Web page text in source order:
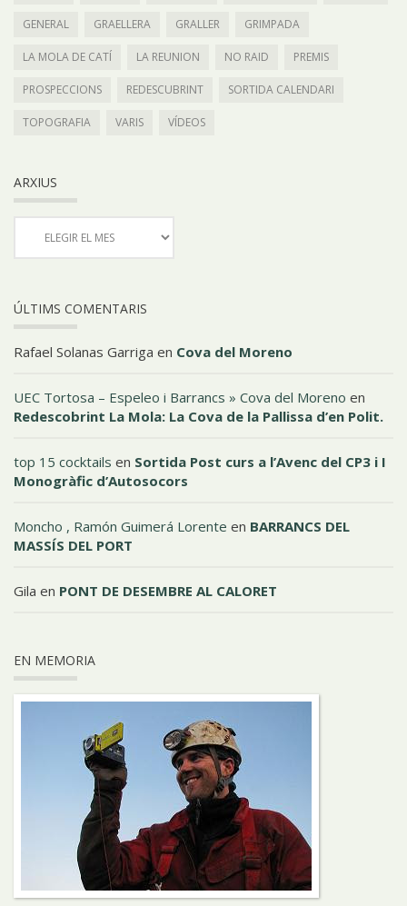
GENERAL GRAELLERA GRALLER GRIMPADA
LA MOLA DE CATÍ LA REUNION NO RAID PREMIS
PROSPECCIONS REDESCUBRINT SORTIDA CALENDARI
TOPOGRAFIA VARIS VÍDEOS
ARXIUS
ÚLTIMS COMENTARIS
Rafael Solanas Garriga en Cova del Moreno
UEC Tortosa – Espeleo i Barrancs » Cova del Moreno en
Redescobrint La Mola: La Cova de la Pallissa d’en Polit.
top 15 cocktails en Sortida Post curs a l’Avenc del CP3 i I
Monogràfic d’Autosocors
Moncho , Ramón Guimerá Lorente en BARRANCS DEL
MASSÍS DEL PORT
Gila en PONT DE DESEMBRE AL CALORET
EN MEMORIA